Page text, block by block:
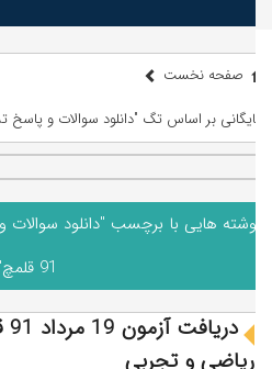
صفحه نخست
بایگانی بر اساس تگ "دانلود سوالات و پاسخ تشریحی
91 قلمچ"
ریاضی و تجربی